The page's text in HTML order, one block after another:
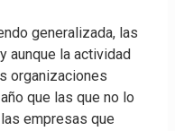
generalizada, las
aunque la actividad
organizaciones
que las que no lo
empresas que